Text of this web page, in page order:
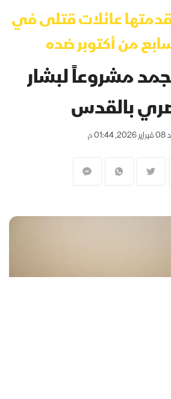
عائلات قتلى في
من أكتوبر ضده
مشروعاً لبشار
بالقدس
م